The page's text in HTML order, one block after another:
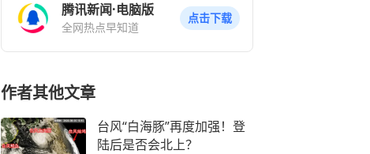
腾讯新闻·电脑版
全网热点早知道
点击下载
作者其他文章
台风“白海豚”再度加强！登
陆后是否会北上？